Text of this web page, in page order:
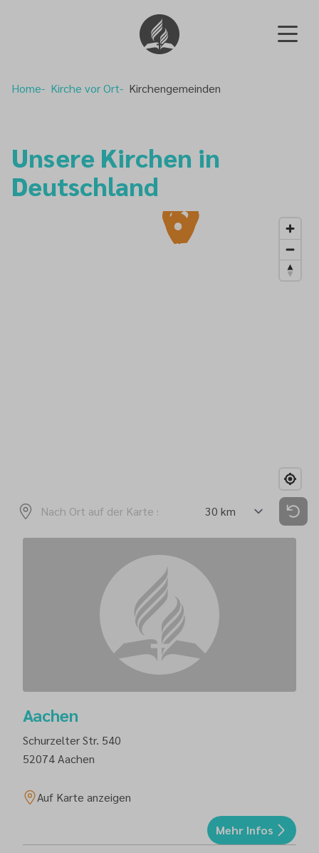
Home Kirche vor Ort Kirchengemeinden
Unsere Kirchen in
Deutschland
Aachen
Schurzelter Str. 540
52074Aachen
Auf Karte anzeigen
Mehr Infos